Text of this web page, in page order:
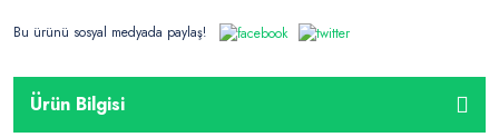
Bu ürünü sosyal medyada paylaş!
Ürün Bilgisi